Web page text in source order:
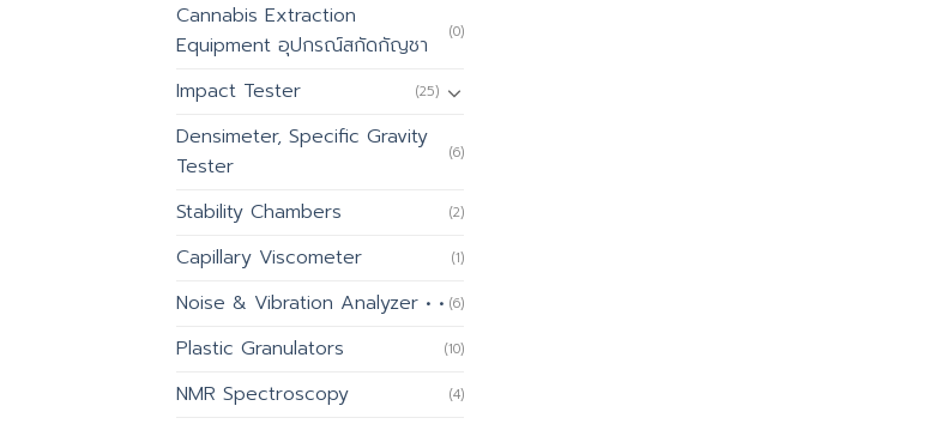
Cannabis Extraction
Equipment อุปกรณ์สกัดกัญชา
(0)
Impact Tester (25)
Densimeter, Specific Gravity
Tester
(6)
Stability Chambers (2)
Capillary Viscometer (1)
Noise & Vibration Analyzer • • (6)
Plastic Granulators (10)
NMR Spectroscopy (4)